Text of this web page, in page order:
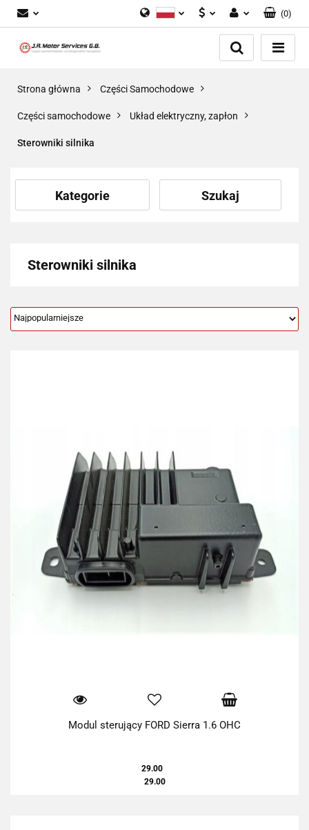
GBP
Zaloguj się
Dodaj zgłoszenie
(0)
Strona główna Części Samochodowe
Części samochodowe Układ elektryczny, zapłon
Sterowniki silnika
Kategorie Szukaj
Sterowniki silnika
Modul sterujący FORD Sierra 1.6 OHC
29.00
29.00